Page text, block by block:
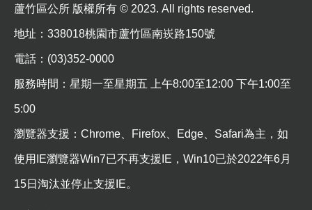
訊
相
關
資
料
回
首
頁
蘆竹區公所 版權所有 © 2023. All rights reserved.
地址 ：338018桃園市蘆竹區南崁路150號
電話：(03)352-0000
服務時間：星期一至星期五 上午8:00至12:00 下午1:00至
5:00
瀏覽器支援：Chrome、Firefox、Edge、Safari為主，如
使用IE瀏覽器Win7已不再支援IE，Win10已於2022年6月
15日淘汰並停止支援IE。